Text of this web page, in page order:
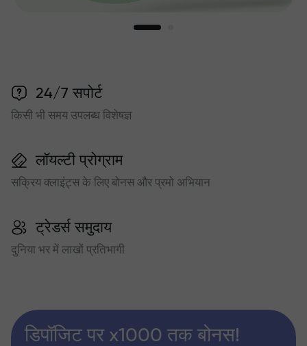
24/7 सपोर्ट
किसी भी समय उपलब्ध विशेषज्ञ
लॉयल्टी प्रोग्राम
सक्रिय क्लाइंट्स के लिए बोनस और प्रमो अभियान
ट्रेडर्स समुदाय
दुनिया भर में लाखों प्रतिभागी
डिपॉजिट पर x1000 तक बोनस!